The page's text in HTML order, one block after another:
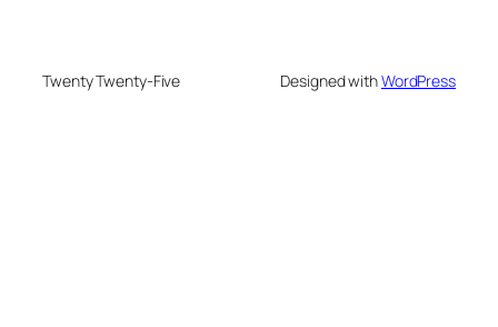
Twenty Twenty-Five Designed withWordPress